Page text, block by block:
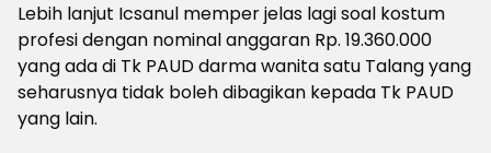
Lebih lanjut Icsanul memper jelas lagi soal kostum
profesi dengan nominal anggaran Rp. 19.360.000
yang ada di Tk PAUD darma wanita satu Talang yang
seharusnya tidak boleh dibagikan kepada Tk PAUD
yang lain.